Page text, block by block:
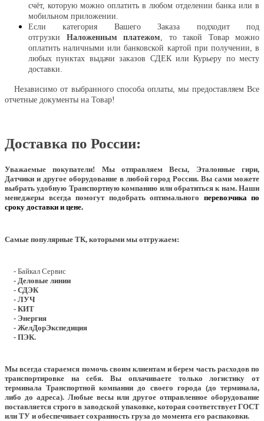
счёт, которую можно оплатить в любом отделении банка или в
мобильном приложении.
Если категория Вашего Заказа подходит под
отгрузки Наложенным платежом , то такой Товар можно
оплатить наличными или банковской картой при получении, в
любых пунктах выдачи заказов СДЕК или Курьеру по месту
доставки.
Независимо от выбранного способа оплаты, мы предоставляем Все
отчетные документы на Товар!
Доставка по России:
Уважаемые покупатели! Мы отправляем Весы, Эталонные гири,
Датчики и другое оборудование в любой город России. Вы сами можете
выбрать удобную Транспортную компанию или обратиться к нам. Наши
менеджеры всегда помогут подобрать оптимального перевозчика по
сроку доставки и цене.
Самые популярные ТК, которыми мы отгружаем:
- Байкал Сервис
- Деловые линии
- СДЭК
- ЛУЧ
- КИТ
- Энергия
- ЖелДорЭкспедиция
- ПЭК.
Мы всегда стараемся помочь своим клиентам и берем часть расходов по
транспортировке на себя. Вы оплачиваете только логистику от
терминала Транспортной компании до своего города (до терминала,
либо до адреса). Любые весы или другое отправленное оборудование
поставляется строго в заводской упаковке, которая соответствует ГОСТ
или ТУ и обеспечивает сохранность груза до момента его распаковки.